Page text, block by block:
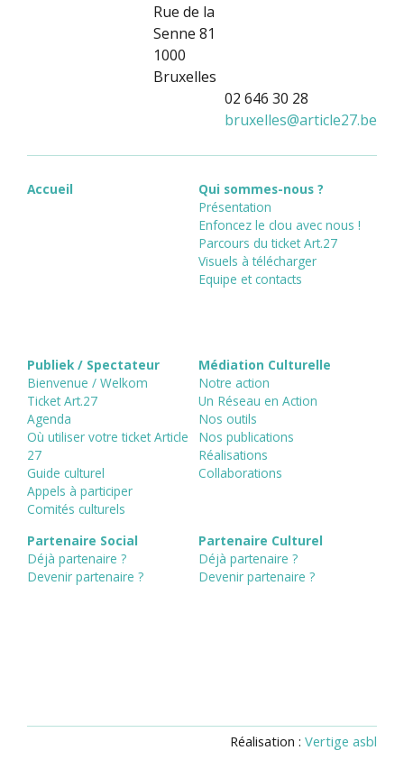
Rue de la
Senne 81
1000
Bruxelles
02 646 30 28
bruxelles@article27.be
Accueil
Qui sommes-nous ?
Présentation
Enfoncez le clou avec nous !
Parcours du ticket Art.27
Visuels à télécharger
Equipe et contacts
Publiek / Spectateur
Bienvenue / Welkom
Ticket Art.27
Agenda
Où utiliser votre ticket Article
27
Guide culturel
Appels à participer
Comités culturels
Médiation Culturelle
Notre action
Un Réseau en Action
Nos outils
Nos publications
Réalisations
Collaborations
Partenaire Social
Déjà partenaire ?
Devenir partenaire ?
Partenaire Culturel
Déjà partenaire ?
Devenir partenaire ?
Réalisation : Vertige asbl